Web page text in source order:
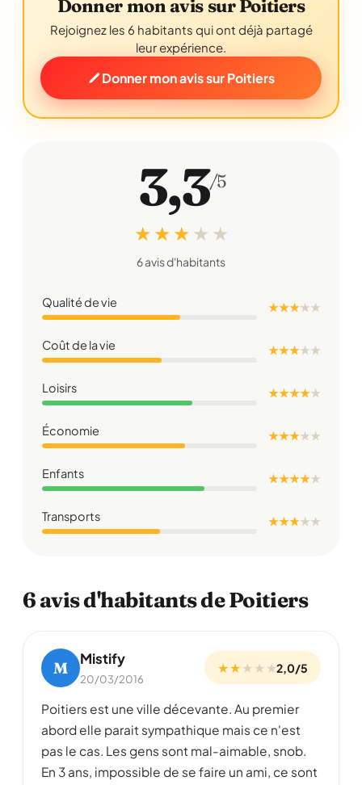
Donner mon avis sur Poitiers
Rejoignez les 6 habitants qui ont déjà partagé
leur expérience.
Donner mon avis sur Poitiers
3,3/5
★ ★ ★ ★ ★
6 avis d'habitants
Qualité de vie ★ ★ ★★★
Coût de la vie ★ ★ ★★★
Loisirs ★ ★ ★ ★★
Économie ★ ★ ★★★
Enfants ★ ★ ★ ★★
Transports ★ ★ ★★★
6 avis d'habitants de Poitiers
M Mistify
20/03/2016
★ ★★ ★ ★2,0/5
Poitiers est une ville décevante. Au premier
abord elle parait sympathique mais ce n'est
pas le cas. Les gens sont mal-aimable, snob.
En 3 ans, impossible de se faire un ami, ce sont